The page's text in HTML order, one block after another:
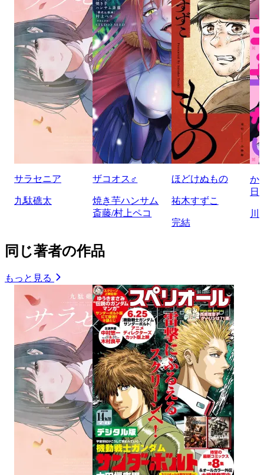
サラセニア
九駄礁太
ザコオス♂
焼き芋ハンサム
斎藤/村上ペコ
ほどけぬもの
祐木すずこ
完結
か
日
川
同じ著者の作品
もっと見る